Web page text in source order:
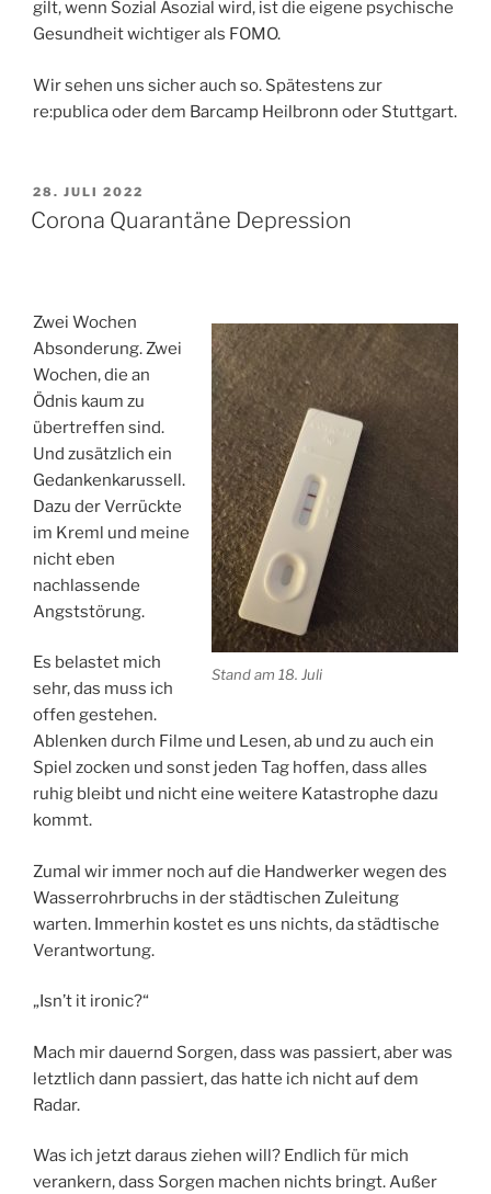
gilt, wenn Sozial Asozial wird, ist die eigene psychische
Gesundheit wichtiger als FOMO.
Wir sehen uns sicher auch so. Spätestens zur
re:publica oder dem Barcamp Heilbronn oder Stuttgart.
VERÖFFENTLICHT
AM
28. JULI 2022
Corona Quarantäne Depression
Stand am 18. Juli
Zwei Wochen
Absonderung. Zwei
Wochen, die an
Ödnis kaum zu
übertreffen sind.
Und zusätzlich ein
Gedankenkarussell.
Dazu der Verrückte
im Kreml und meine
nicht eben
nachlassende
Angststörung.
Es belastet mich
sehr, das muss ich
offen gestehen.
Ablenken durch Filme und Lesen, ab und zu auch ein
Spiel zocken und sonst jeden Tag hoffen, dass alles
ruhig bleibt und nicht eine weitere Katastrophe dazu
kommt.
Zumal wir immer noch auf die Handwerker wegen des
Wasserrohrbruchs in der städtischen Zuleitung
warten. Immerhin kostet es uns nichts, da städtische
Verantwortung.
„Isn’t it ironic?“
Mach mir dauernd Sorgen, dass was passiert, aber was
letztlich dann passiert, das hatte ich nicht auf dem
Radar.
Was ich jetzt daraus ziehen will? Endlich für mich
verankern, dass Sorgen machen nichts bringt. Außer